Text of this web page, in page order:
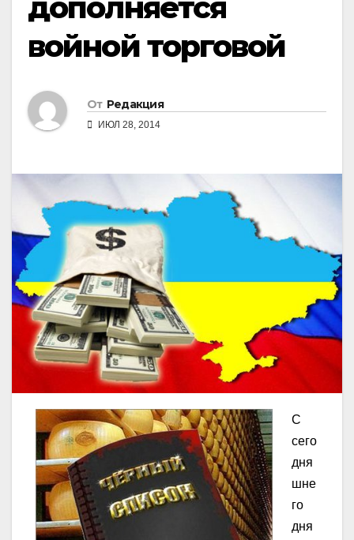
войной торговой
От Редакция
ИЮЛ 28, 2014
С
сего
дня
шне
го
дня